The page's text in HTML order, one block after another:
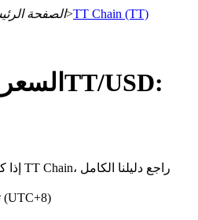
الصفحة>TT Chain (TT)
السعر TT/USD:
إذا كنت غير متأكد من كيفية شراء TT Chain، راجع دليلنا الكامل
تم تحديث البيانات في الساعة (UTC+8)